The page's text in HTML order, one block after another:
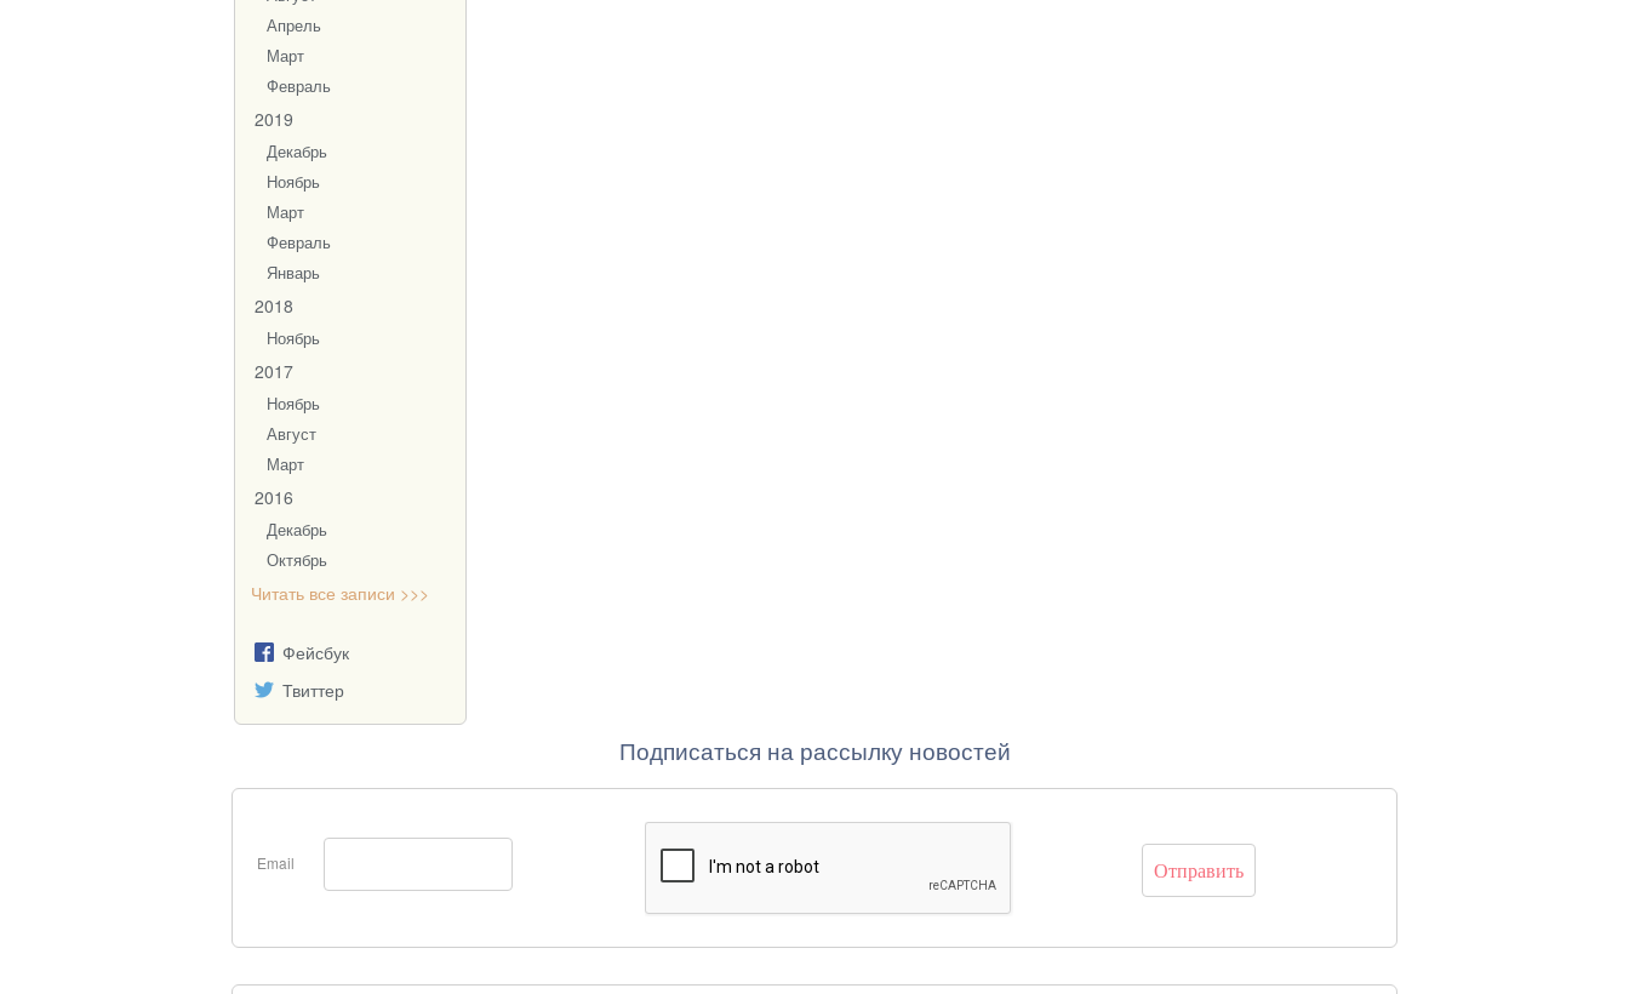
Апрель
Март
Февраль
2019
Декабрь
Ноябрь
Март
Февраль
Январь
2018
Ноябрь
2017
Ноябрь
Август
Март
2016
Декабрь
Октябрь
Читать все записи >>>
Фейсбук
Твиттер
Подписаться на рассылку новостей
Email